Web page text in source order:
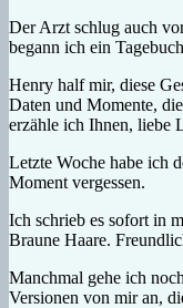
Der Arzt schlug auch
begann ich ein
Henry half mir, diese
Daten und Momente,
erzähle ich Ihnen, liebe
Letzte Woche habe ich
Moment vergessen.
Ich schrieb es sofort in
Braune Haare.
Manchmal gehe ich
Versionen von mir an,